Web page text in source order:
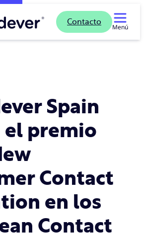
Contacto
Menú
Spain
el premio
Contact
en los
Contact